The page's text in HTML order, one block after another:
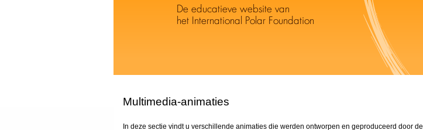
Multimedia-animaties
In deze sectie vindt u verschillende animaties die werden ontworpen en geproduceerd door de